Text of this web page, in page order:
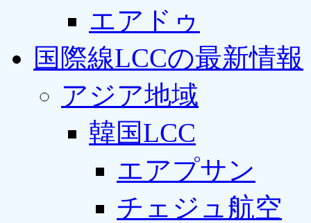
エアドゥ
国際線LCCの最新情報
アジア地域
韓国LCC
エアプサン
チェジュ航空